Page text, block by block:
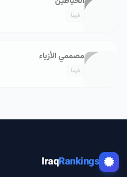
قريباً
مصممي الأزياء
قريباً
IraqRankings